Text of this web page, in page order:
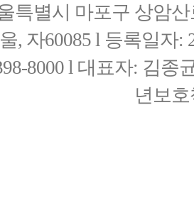
특별시 마포구 상암
울, 자60085 l 등록일자:
8000 l 대표자: 김종
년보